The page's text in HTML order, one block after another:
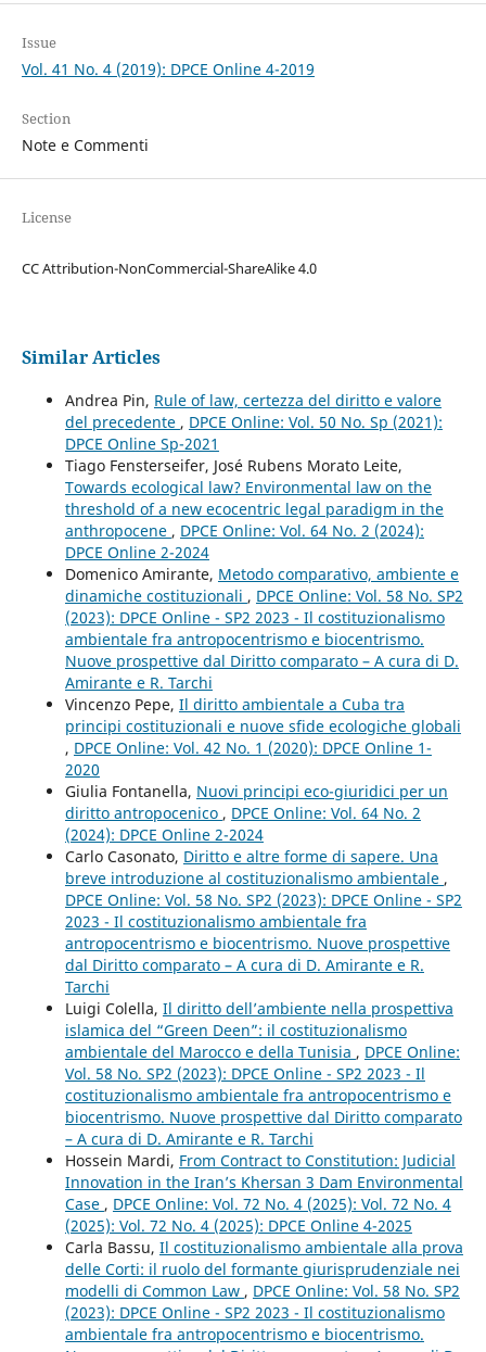
Issue
Vol. 41 No. 4 (2019): DPCE Online 4-2019
Section
Note e Commenti
License
CC Attribution-NonCommercial-ShareAlike 4.0
Similar Articles
Andrea Pin, Rule of law, certezza del diritto e valore
del precedente , DPCE Online: Vol. 50 No. Sp (2021):
DPCE Online Sp-2021
Tiago Fensterseifer, José Rubens Morato Leite,
Towards ecological law? Environmental law on the
threshold of a new ecocentric legal paradigm in the
anthropocene , DPCE Online: Vol. 64 No. 2 (2024):
DPCE Online 2-2024
Domenico Amirante, Metodo comparativo, ambiente e
dinamiche costituzionali , DPCE Online: Vol. 58 No. SP2
(2023): DPCE Online - SP2 2023 - Il costituzionalismo
ambientale fra antropocentrismo e biocentrismo.
Nuove prospettive dal Diritto comparato – A cura di D.
Amirante e R. Tarchi
Vincenzo Pepe, Il diritto ambientale a Cuba tra
principi costituzionali e nuove sfide ecologiche globali
, DPCE Online: Vol. 42 No. 1 (2020): DPCE Online 1-
2020
Giulia Fontanella, Nuovi principi eco-giuridici per un
diritto antropocenico , DPCE Online: Vol. 64 No. 2
(2024): DPCE Online 2-2024
Carlo Casonato, Diritto e altre forme di sapere. Una
breve introduzione al costituzionalismo ambientale ,
DPCE Online: Vol. 58 No. SP2 (2023): DPCE Online - SP2
2023 - Il costituzionalismo ambientale fra
antropocentrismo e biocentrismo. Nuove prospettive
dal Diritto comparato – A cura di D. Amirante e R.
Tarchi
Luigi Colella, Il diritto dell’ambiente nella prospettiva
islamica del “Green Deen”: il costituzionalismo
ambientale del Marocco e della Tunisia , DPCE Online:
Vol. 58 No. SP2 (2023): DPCE Online - SP2 2023 - Il
costituzionalismo ambientale fra antropocentrismo e
biocentrismo. Nuove prospettive dal Diritto comparato
– A cura di D. Amirante e R. Tarchi
Hossein Mardi, From Contract to Constitution: Judicial
Innovation in the Iran’s Khersan 3 Dam Environmental
Case , DPCE Online: Vol. 72 No. 4 (2025): Vol. 72 No. 4
(2025): Vol. 72 No. 4 (2025): DPCE Online 4-2025
Carla Bassu, Il costituzionalismo ambientale alla prova
delle Corti: il ruolo del formante giurisprudenziale nei
modelli di Common Law , DPCE Online: Vol. 58 No. SP2
(2023): DPCE Online - SP2 2023 - Il costituzionalismo
ambientale fra antropocentrismo e biocentrismo.